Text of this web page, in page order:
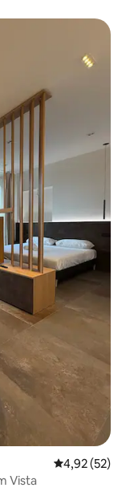
Classificação
4,92 (52)
Vista